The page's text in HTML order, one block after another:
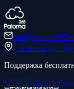
г. Алматы, ул.
Поддержка
+7 747 391 26 66